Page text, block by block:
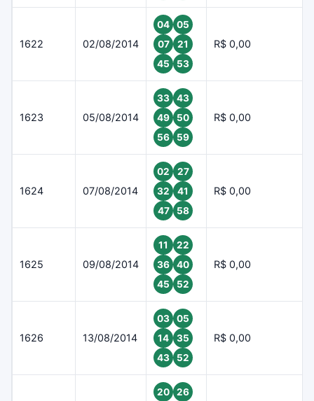
1622 02/08/2014
04
05
07
21
45
53
R$ 0,00
1623 05/08/2014
33
43
49
50
56
59
R$ 0,00
1624 07/08/2014
02
27
32
41
47
58
R$ 0,00
1625 09/08/2014
11
22
36
40
45
52
R$ 0,00
1626 13/08/2014
03
05
14
35
43
52
R$ 0,00
20
26